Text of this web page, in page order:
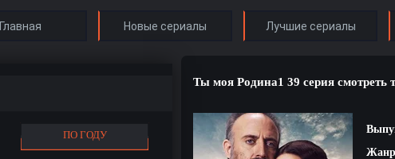
Главная Новые сериалы Лучшие сериалы
ПО ГОДУ
Ты моя Родина1 39 серия смотреть